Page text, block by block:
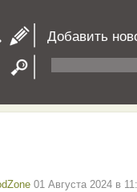
Добавить
01 Августа 2024 в